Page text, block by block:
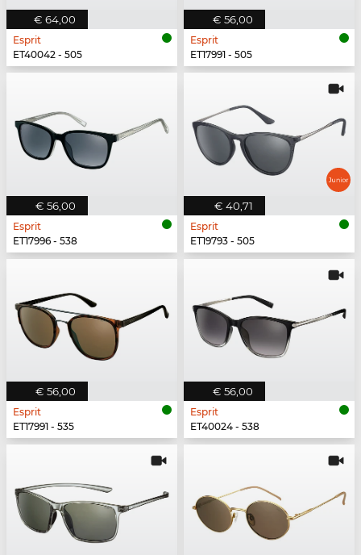
€ 64,00
Esprit
ET40042 - 505
€ 56,00
Esprit
ET17991 - 505
€ 56,00
Esprit
ET17996 - 538
€ 40,71
Esprit
ET19793 - 505
€ 56,00
Esprit
ET17991 - 535
€ 56,00
Esprit
ET40024 - 538